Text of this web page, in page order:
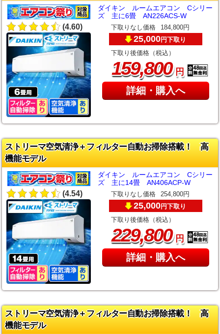
(4.60)
ダイキン ルームエアコン Cシリー
ズ 主に6畳 AN226ACS-W
下取りなし価格 184,800円
25,000円下取り
下取り後価格（税込）
159,800円
詳細・購入へ
ストリーマ空気清浄＋フィルター自動お掃除搭載！ 高
機能モデル
(4.54)
ダイキン ルームエアコン Cシリー
ズ 主に14畳 AN406ACP-W
下取りなし価格 254,800円
25,000円下取り
下取り後価格（税込）
229,800円
詳細・購入へ
ストリーマ空気清浄＋フィルター自動お掃除搭載！ 高
機能モデル